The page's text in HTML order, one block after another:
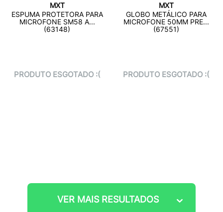
MXT
ESPUMA PROTETORA PARA
MICROFONE SM58 A...
(63148)
PRODUTO ESGOTADO :(
MXT
GLOBO METÁLICO PARA
MICROFONE 50MM PRE...
(67551)
PRODUTO ESGOTADO :(
VER MAIS RESULTADOS